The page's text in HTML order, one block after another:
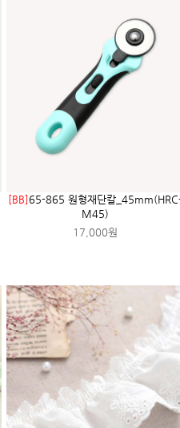
[BB]65-865 원형재단칼
M45)
17,000원